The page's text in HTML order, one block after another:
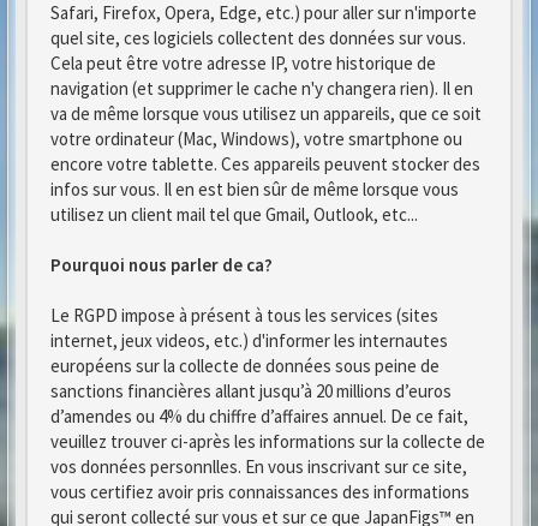
Safari, Firefox, Opera, Edge, etc.) pour aller sur n'importe
quel site, ces logiciels collectent des données sur vous.
Cela peut être votre adresse IP, votre historique de
navigation (et supprimer le cache n'y changera rien). Il en
va de même lorsque vous utilisez un appareils, que ce soit
votre ordinateur (Mac, Windows), votre smartphone ou
encore votre tablette. Ces appareils peuvent stocker des
infos sur vous. Il en est bien sûr de même lorsque vous
utilisez un client mail tel que Gmail, Outlook, etc...
Pourquoi nous parler de ca?
Le RGPD impose à présent à tous les services (sites
internet, jeux videos, etc.) d'informer les internautes
européens sur la collecte de données sous peine de
sanctions financières allant jusqu’à 20 millions d’euros
d’amendes ou 4% du chiffre d’affaires annuel. De ce fait,
veuillez trouver ci-après les informations sur la collecte de
vos données personnlles. En vous inscrivant sur ce site,
vous certifiez avoir pris connaissances des informations
qui seront collecté sur vous et sur ce que JapanFigs™ en